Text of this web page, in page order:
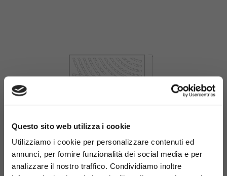
Questo sito web utilizza i cookie
Utilizziamo i cookie per personalizzare contenuti ed
annunci, per fornire funzionalità dei social media e per
analizzare il nostro traffico. Condividiamo inoltre